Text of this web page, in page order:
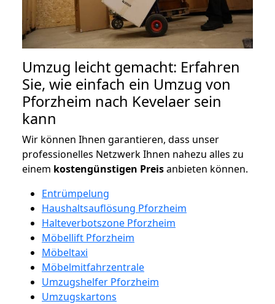
Umzug leicht gemacht: Erfahren
Sie, wie einfach ein Umzug von
Pforzheim nach Kevelaer sein
kann
Wir können Ihnen garantieren, dass unser
professionelles Netzwerk Ihnen nahezu alles zu
einem kostengünstigen Preisanbieten können.
Entrümpelung
Haushaltsauflösung Pforzheim
Halteverbotszone Pforzheim
Möbellift Pforzheim
Möbeltaxi
Möbelmitfahrzentrale
Umzugshelfer Pforzheim
Umzugskartons